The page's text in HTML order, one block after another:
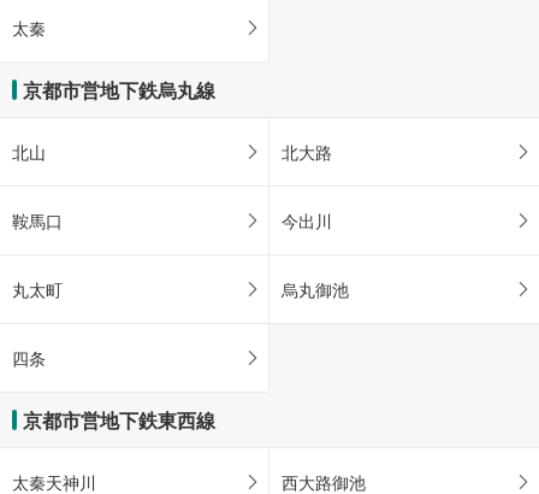
太秦
京都市営地下鉄烏丸線
北山 北大路
鞍馬口 今出川
丸太町 烏丸御池
四条
京都市営地下鉄東西線
太秦天神川 西大路御池